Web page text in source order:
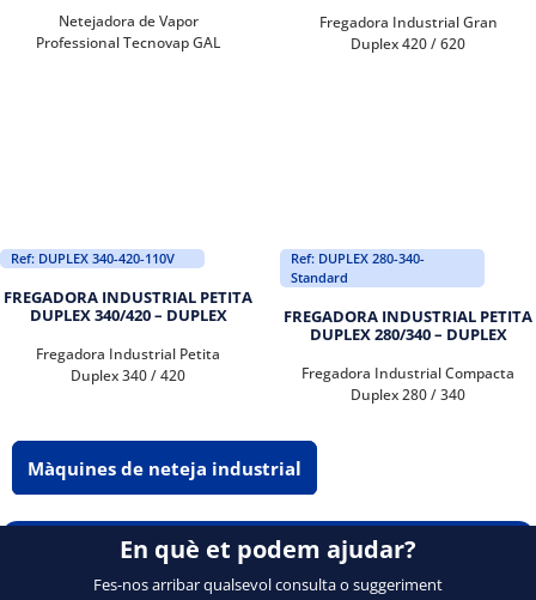
Netejadora de Vapor
Professional Tecnovap GAL
Fregadora Industrial Gran
Duplex 420 / 620
Ref: DUPLEX 340-420-110V
FREGADORA INDUSTRIAL PETITA
DUPLEX 340/420 – DUPLEX
Fregadora Industrial Petita
Duplex 340 / 420
Ref: DUPLEX 280-340-
Standard
FREGADORA INDUSTRIAL PETITA
DUPLEX 280/340 – DUPLEX
Fregadora Industrial Compacta
Duplex 280 / 340
Màquines de neteja industrial
En què et podem ajudar?
Fes-nos arribar qualsevol consulta o suggeriment